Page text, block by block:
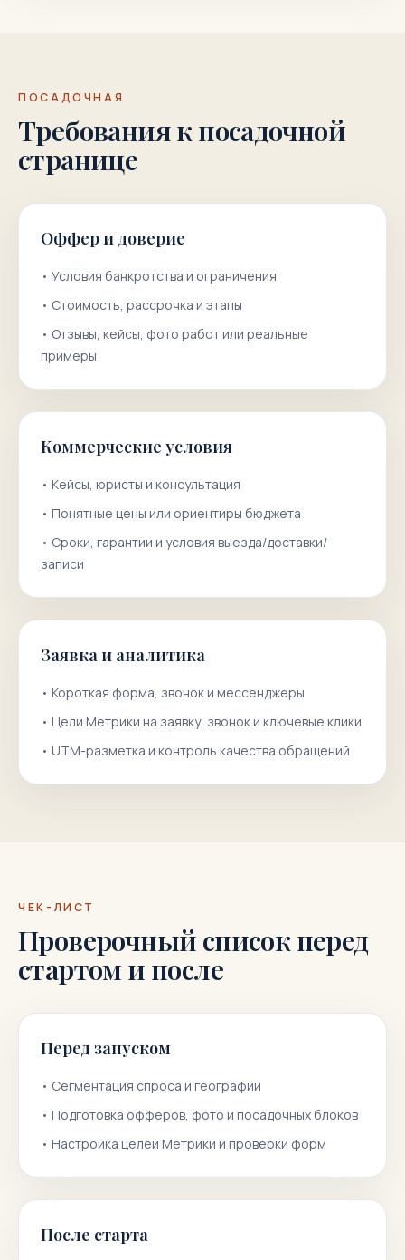
ПОСАДОЧНАЯ
Требования к посадочной
странице
Оффер и доверие
• Условия банкротства и ограничения
• Стоимость, рассрочка и этапы
• Отзывы, кейсы, фото работ или реальные
примеры
Коммерческие условия
• Кейсы, юристы и консультация
• Понятные цены или ориентиры бюджета
• Сроки, гарантии и условия выезда/доставки/
записи
Заявка и аналитика
• Короткая форма, звонок и мессенджеры
• Цели Метрики на заявку, звонок и ключевые клики
• UTM-разметка и контроль качества обращений
ЧЕК-ЛИСТ
Проверочный список перед
стартом и после
Перед запуском
• Сегментация спроса и географии
• Подготовка офферов, фото и посадочных блоков
• Настройка целей Метрики и проверки форм
После старта